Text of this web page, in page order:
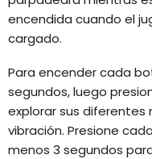
encendida cuando el
cargado.
Para encender cada
segundos, luego
explorar sus
vibración. Presione
menos 3 segundos